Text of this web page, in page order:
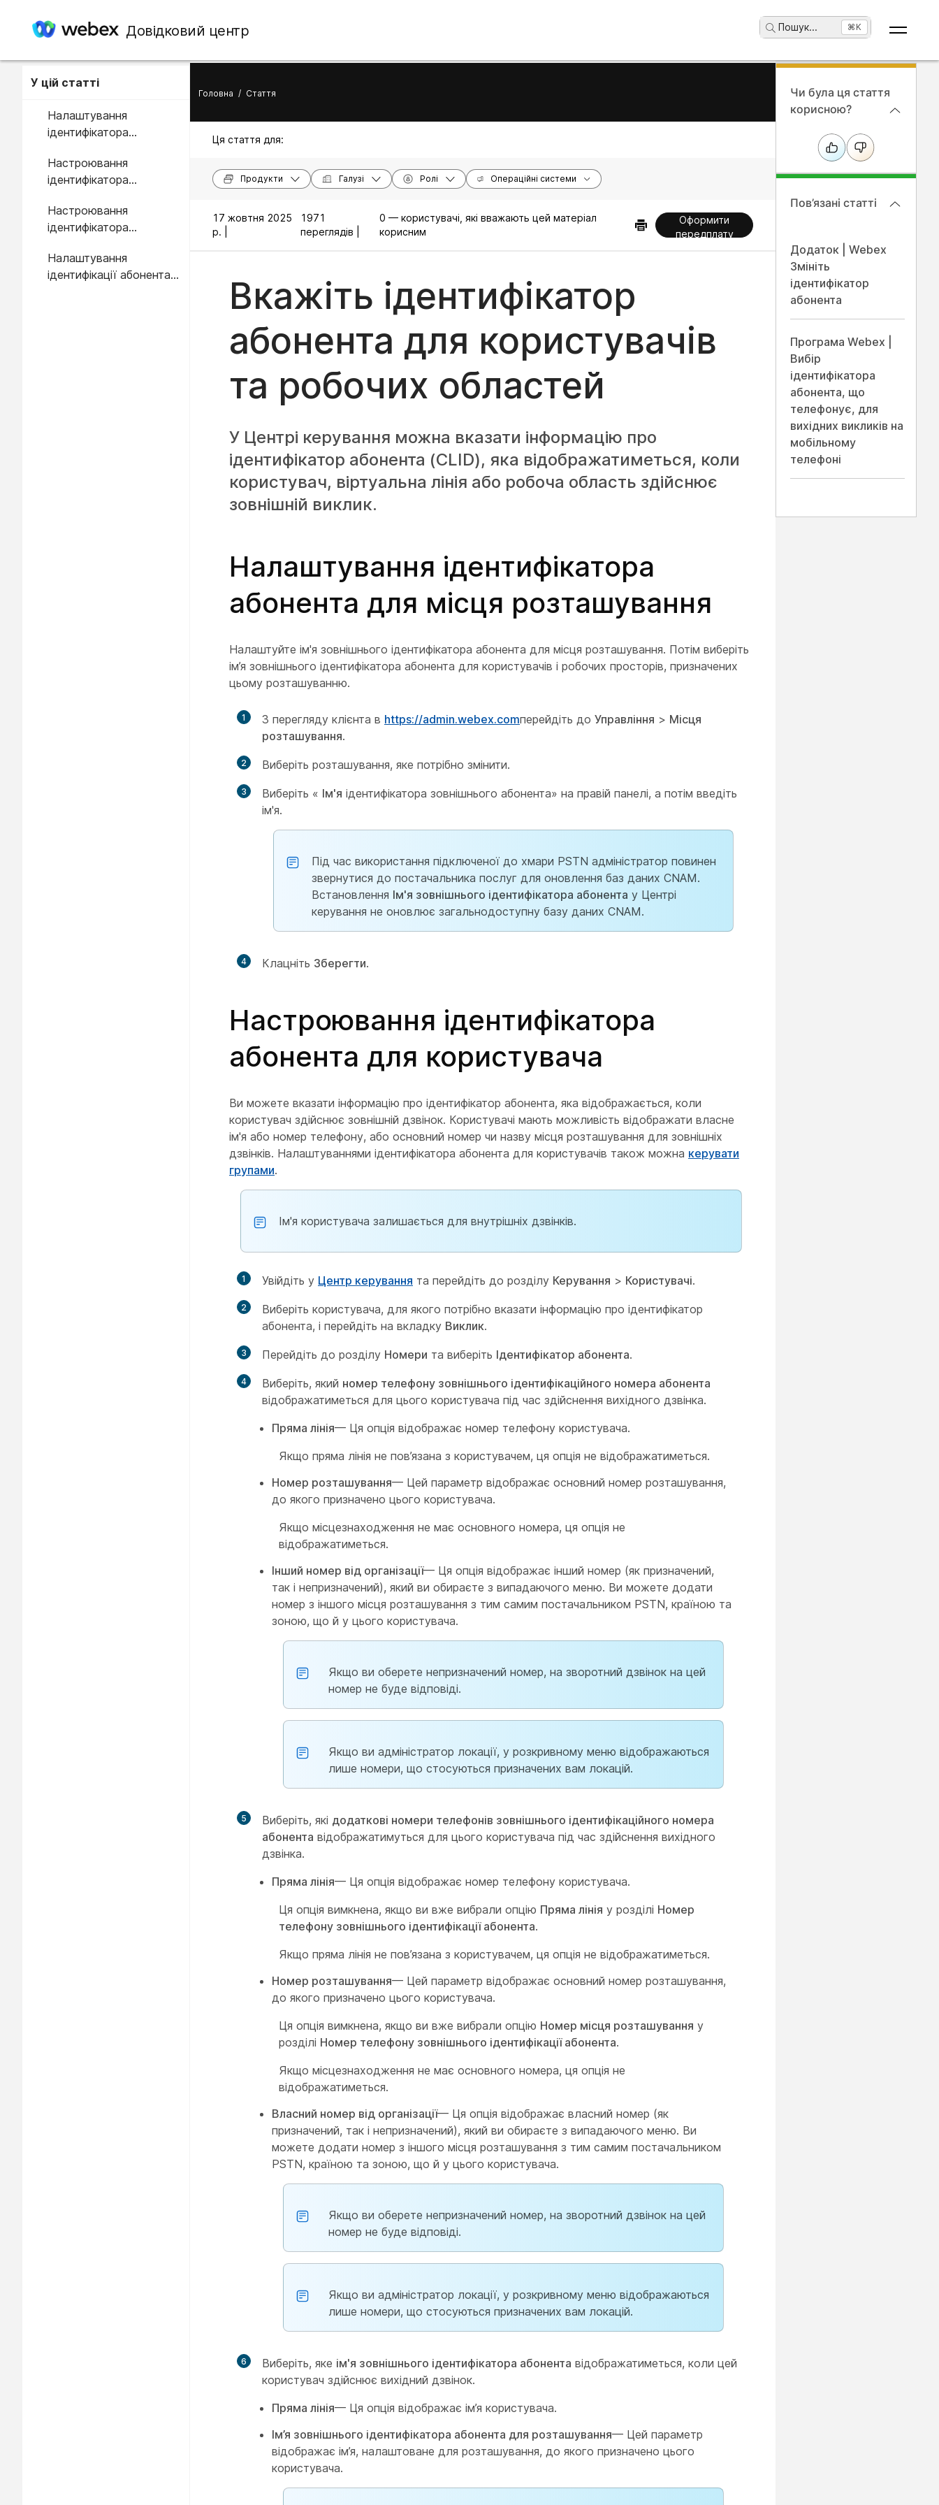
Довідковий центр Пошук... ⌘K
У цій статті
Налаштування
ідентифікатора
розташування
Настроювання
ідентифікатора
користувача
Настроювання
ідентифікатора
області
Налаштування
ідентифікації абонента
Головна / Стаття
Ця стаття для:
Продукти Галузі Ролі Операційні системи
17 жовтня 2025
р. |
1971
переглядів |
0 — користувачі, які вважають цей матеріал
корисним
Оформити
передплату
Вкажіть ідентифікатор
абонента для користувачів
та робочих областей
У Центрі керування можна вказати інформацію про
ідентифікатор абонента (CLID), яка відображатиметься, коли
користувач, віртуальна лінія або робоча область здійснює
зовнішній виклик.
Налаштування ідентифікатора
абонента для місця розташування
Налаштуйте ім'я зовнішнього ідентифікатора абонента для місця розташування. Потім виберіть
ім’я зовнішнього ідентифікатора абонента для користувачів і робочих просторів, призначених
цьому розташуванню.
1 З перегляду клієнта в https://admin.webex.comперейдіть до Управління > Місця
розташування.
2 Виберіть розташування, яке потрібно змінити.
3 Виберіть « Ім'я ідентифікатора зовнішнього абонента» на правій панелі, а потім введіть
ім'я.
Під час використання підключеної до хмари PSTN адміністратор повинен
звернутися до постачальника послуг для оновлення баз даних CNAM.
Встановлення Ім'я зовнішнього ідентифікатора абонента у Центрі
керування не оновлює загальнодоступну базу даних CNAM.
4 Клацніть Зберегти.
Настроювання ідентифікатора
абонента для користувача
Ви можете вказати інформацію про ідентифікатор абонента, яка відображається, коли
користувач здійснює зовнішній дзвінок. Користувачі мають можливість відображати власне
ім'я або номер телефону, або основний номер чи назву місця розташування для зовнішніх
дзвінків. Налаштуваннями ідентифікатора абонента для користувачів також можна керувати
групами.
Ім'я користувача залишається для внутрішніх дзвінків.
1 Увійдіть у Центр керування та перейдіть до розділу Керування > Користувачі.
2
Виберіть користувача, для якого потрібно вказати інформацію про ідентифікатор
абонента, і перейдіть на вкладку Виклик.
3 Перейдіть до розділу Номери та виберіть Ідентифікатор абонента.
4 Виберіть, який номер телефону зовнішнього ідентифікаційного номера абонента
відображатиметься для цього користувача під час здійснення вихідного дзвінка.
Пряма лінія— Ця опція відображає номер телефону користувача.
Якщо пряма лінія не пов’язана з користувачем, ця опція не відображатиметься.
Номер розташування— Цей параметр відображає основний номер розташування,
до якого призначено цього користувача.
Якщо місцезнаходження не має основного номера, ця опція не
відображатиметься.
Інший номер від організації— Ця опція відображає інший номер (як призначений,
так і непризначений), який ви обираєте з випадаючого меню. Ви можете додати
номер з іншого місця розташування з тим самим постачальником PSTN, країною та
зоною, що й у цього користувача.
Якщо ви оберете непризначений номер, на зворотний дзвінок на цей
номер не буде відповіді.
Якщо ви адміністратор локації, у розкривному меню відображаються
лише номери, що стосуються призначених вам локацій.
5 Виберіть, які додаткові номери телефонів зовнішнього ідентифікаційного номера
абонента відображатимуться для цього користувача під час здійснення вихідного
дзвінка.
Пряма лінія— Ця опція відображає номер телефону користувача.
Ця опція вимкнена, якщо ви вже вибрали опцію Пряма лінія у розділі Номер
телефону зовнішнього ідентифікації абонента.
Якщо пряма лінія не пов’язана з користувачем, ця опція не відображатиметься.
Номер розташування— Цей параметр відображає основний номер розташування,
до якого призначено цього користувача.
Ця опція вимкнена, якщо ви вже вибрали опцію Номер місця розташування у
розділі Номер телефону зовнішнього ідентифікації абонента.
Якщо місцезнаходження не має основного номера, ця опція не
відображатиметься.
Власний номер від організації— Ця опція відображає власний номер (як
призначений, так і непризначений), який ви обираєте з випадаючого меню. Ви
можете додати номер з іншого місця розташування з тим самим постачальником
PSTN, країною та зоною, що й у цього користувача.
Якщо ви оберете непризначений номер, на зворотний дзвінок на цей
номер не буде відповіді.
Якщо ви адміністратор локації, у розкривному меню відображаються
лише номери, що стосуються призначених вам локацій.
6 Виберіть, яке ім'я зовнішнього ідентифікатора абонента відображатиметься, коли цей
користувач здійснює вихідний дзвінок.
Пряма лінія— Ця опція відображає ім’я користувача.
Ім’я зовнішнього ідентифікатора абонента для розташування— Цей параметр
відображає ім’я, налаштоване для розташування, до якого призначено цього
користувача.
Чи була ця стаття
корисною?
Пов’язані статті
Додаток | Webex
Змініть
ідентифікатор
абонента
Програма Webex |
Вибір
ідентифікатора
абонента, що
телефонує, для
вихідних викликів на
мобільному
телефоні